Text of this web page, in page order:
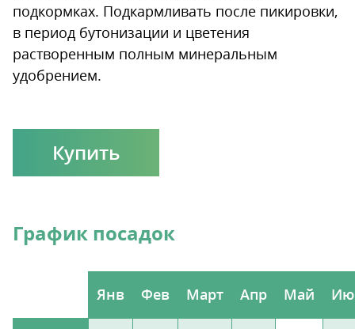
подкормках. Подкармливать после пикировки,
в период бутонизации и цветения
растворенным полным минеральным
удобрением.
Купить
График посадок
Янв Фев Март Апр Май